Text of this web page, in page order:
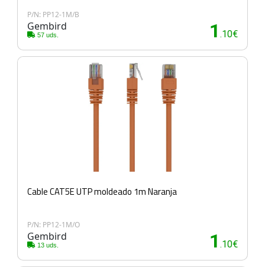
P/N: PP12-1M/B
Gembird
57 uds. 1 .10€
Cable CAT5E UTP moldeado 1m Naranja
P/N: PP12-1M/O
Gembird
13 uds. 1 .10€